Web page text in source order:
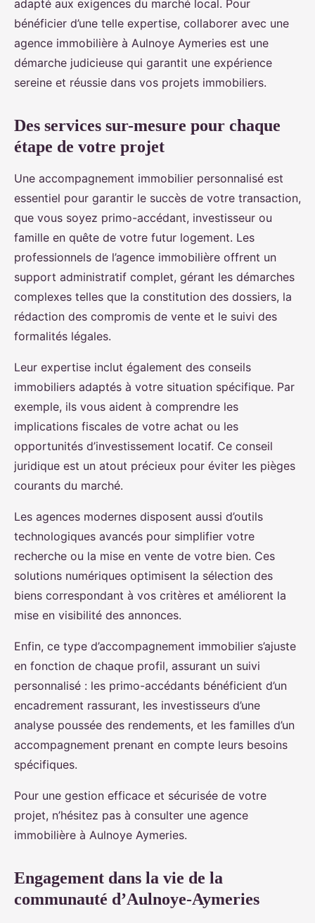
adapté aux exigences du marché local. Pour
bénéficier d’une telle expertise, collaborer avec une
agence immobilière à Aulnoye Aymeries est une
démarche judicieuse qui garantit une expérience
sereine et réussie dans vos projets immobiliers.
Des services sur-mesure pour chaque
étape de votre projet
Une accompagnement immobilier personnalisé est
essentiel pour garantir le succès de votre transaction,
que vous soyez primo-accédant, investisseur ou
famille en quête de votre futur logement. Les
professionnels de l’agence immobilière offrent un
support administratif complet, gérant les démarches
complexes telles que la constitution des dossiers, la
rédaction des compromis de vente et le suivi des
formalités légales.
Leur expertise inclut également des conseils
immobiliers adaptés à votre situation spécifique. Par
exemple, ils vous aident à comprendre les
implications fiscales de votre achat ou les
opportunités d’investissement locatif. Ce conseil
juridique est un atout précieux pour éviter les pièges
courants du marché.
Les agences modernes disposent aussi d’outils
technologiques avancés pour simplifier votre
recherche ou la mise en vente de votre bien. Ces
solutions numériques optimisent la sélection des
biens correspondant à vos critères et améliorent la
mise en visibilité des annonces.
Enfin, ce type d’accompagnement immobilier s’ajuste
en fonction de chaque profil, assurant un suivi
personnalisé : les primo-accédants bénéficient d’un
encadrement rassurant, les investisseurs d’une
analyse poussée des rendements, et les familles d’un
accompagnement prenant en compte leurs besoins
spécifiques.
Pour une gestion efficace et sécurisée de votre
projet, n’hésitez pas à consulter une agence
immobilière à Aulnoye Aymeries.
Engagement dans la vie de la
communauté d’Aulnoye-Aymeries